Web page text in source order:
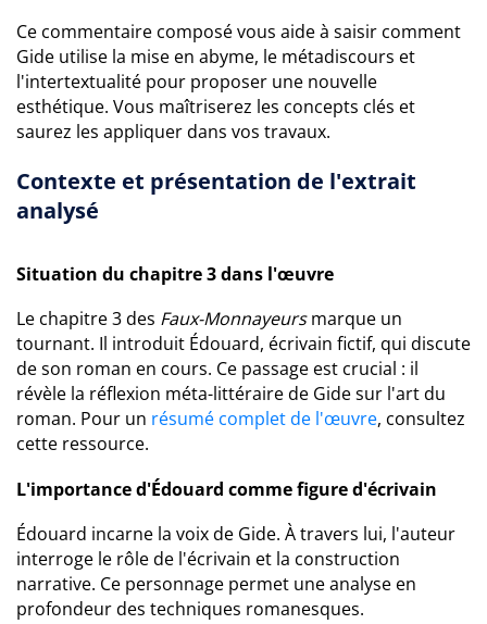
Ce commentaire composé vous aide à saisir comment
Gide utilise la mise en abyme, le métadiscours et
l'intertextualité pour proposer une nouvelle
esthétique. Vous maîtriserez les concepts clés et
saurez les appliquer dans vos travaux.
Contexte et présentation de l'extrait
analysé
Situation du chapitre 3 dans l'œuvre
Le chapitre 3 des Faux-Monnayeursmarque un
tournant. Il introduit Édouard, écrivain fictif, qui discute
de son roman en cours. Ce passage est crucial : il
révèle la réflexion méta-littéraire de Gide sur l'art du
roman. Pour un résumé complet de l'œuvre, consultez
cette ressource.
L'importance d'Édouard comme figure d'écrivain
Édouard incarne la voix de Gide. À travers lui, l'auteur
interroge le rôle de l'écrivain et la construction
narrative. Ce personnage permet une analyse en
profondeur des techniques romanesques.